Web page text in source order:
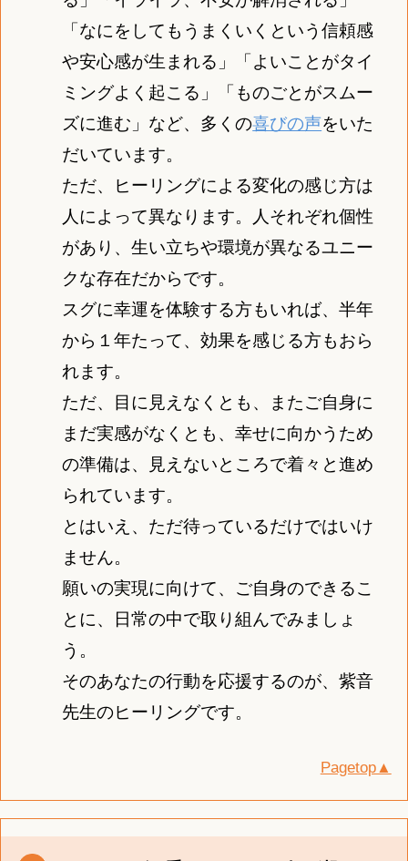
「なにをしてもうまくいくという信頼感
や安心感が生まれる」「よいことがタイ
ミングよく起こる」「ものごとがスムー
ズに進む」など、多くの喜びの声をいた
だいています。
ただ、ヒーリングによる変化の感じ方は
人によって異なります。人それぞれ個性
があり、生い立ちや環境が異なるユニー
クな存在だからです。
スグに幸運を体験する方もいれば、半年
から１年たって、効果を感じる方もおら
れます。
ただ、目に見えなくとも、またご自身に
まだ実感がなくとも、幸せに向かうため
の準備は、見えないところで着々と進め
られています。
とはいえ、ただ待っているだけではいけ
ません。
願いの実現に向けて、ご自身のできるこ
とに、日常の中で取り組んでみましょ
う。
そのあなたの行動を応援するのが、紫音
先生のヒーリングです。
Pagetop▲